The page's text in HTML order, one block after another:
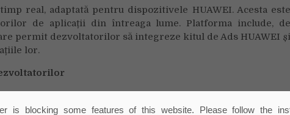
real, adaptată pentru dispozitivele HUAWEI. Acesta este
de aplicații din întreaga lume. Platforma include, de
permit dezvoltatorilor să integreze kitul de Ads HUAWEI și
lor.
de dezvoltator HMS Core 6 pentru a sprijini crearea de
de 69 Kituri și API-uri 21.738. Gama completă de capacități
is blocking some features of this website. Please follow the